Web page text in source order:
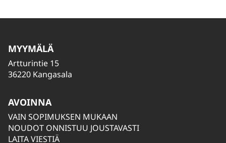
MYYMÄLÄ
Artturintie 15
36220 Kangasala
AVOINNA
VAIN SOPIMUKSEN MUKAAN
NOUDOT ONNISTUU JOUSTAVASTI
LAITA VIESTIÄ